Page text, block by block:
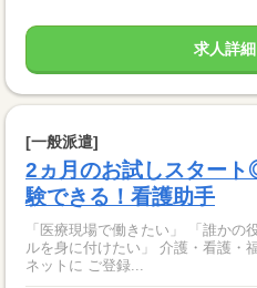
求人詳
[一般派遣]
2ヵ月のお試しスター
験できる！看護助手
「医療現場で働きたい」 「誰かの
ルを身に付けたい」 介護・看護・福祉のお仕事なら、 ぜひニッソー
ネットに ご登録...